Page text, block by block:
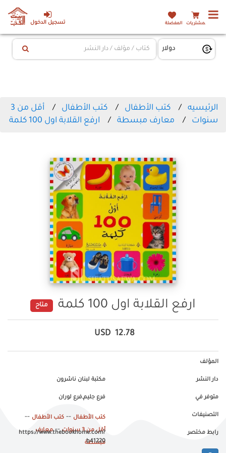
تسجيل الدخول المشتريات المفضلة
الرئيسيه كتب الأطفال كتب الأطفال
أقل من 3
سنوات
معارف مبسطة ارفع القلابة اول 100 كلمة
ارفع القلابة اول 100 كلمة متاح
12.78
USD
المؤلف
دار النشر مكتبة لبنان ناشرون
متوفر في فرع جليم,فرع لوران
التصنيفات كتب الأطفال -- كتب الأطفال --
أقل من 3 سنوات -- معارف
مبسطة
رابط مختصر
https://www.thebookhome.com?
b41220